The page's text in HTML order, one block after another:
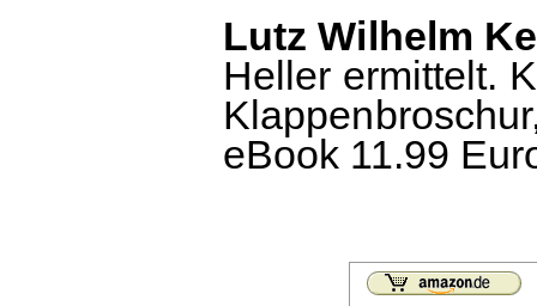
Lutz Wilhelm
Heller ermittelt.
eBook 11.99